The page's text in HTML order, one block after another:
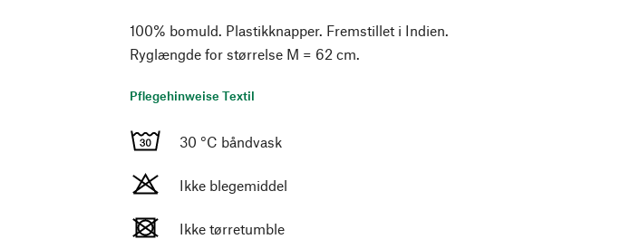
100% bomuld. Plastikknapper. Fremstillet i Indien.
Ryglængde for størrelse M = 62 cm.
Pflegehinweise Textil
30 °C båndvask
Ikke blegemiddel
Ikke tørretumble